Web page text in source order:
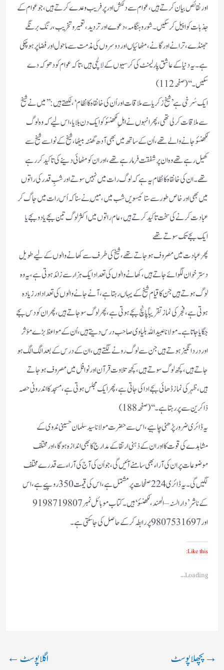
اور نقائص بیان کرتے ہیں ، عوام سے دلکش اور پر فریب وعدے کرتے ہیں ، جو عوام کے
جذبات کو اپیل کر سکیں ۔ شور و ہنگامہ ، دعوے اور تردید ، تعمیر و تخریب ، رنگ برنگے
جھنڈے ، ترانے اور گانے ، مٹھائیاں اور دوسروں کی مذمت سے ماحول اور فضا پر ہو چکی
ہے۔ یہ دنیا کے عاشق پارلیمنٹ کی کرسیوں کے لالچی ہیں ، تا کہ عوام کو دھوکہ دے
سکیں ۔‘‘ ( صفحہ 112 )
ایک سُرخی ہے ’ شیخ زکریا سے ملاقات اور اُن کی خانقاہ کا نظام ‘ ، لکھتے ہیں : ’’ میں نے شیخ
سے ملاقات کر لی تھی ، پھر انہوں نے اہلِ لکھنئو کو ایک دن بلایا ، اس لیے کہ وہ لوگ
لکھنئو جانے والے تھے ، اُن کے ساتھ میں بھی آدھ گھنٹہ بیٹھا ، شیخ کے نواسے شیخ سے
کھیل رہے تھے وہ ان پر شفقت فرمارہے تھے، اور ان کو مٹھائی دینے کی تاکید کر رہے
تھے۔ ان کی خانقاہ کا نظام یہ ہے کہ لوگ رات میں نہیں سوتے اور شبِ قدر کی راتوں
میں بھی اور خاص طور سے ستائیسویں شب میں ، مَیں نے سنا کہ اُس رات میں جاگ کر
عبادت کرنے کی سخت تاکید کرتے ہیں ، عام راتوں میں اکثر لوگ تین بجے یا دو بجے یا
ایک بجے تک سوتے تھے
پھر عبادت میں مصروف ہو جاتے تھے ، شیخ کی طرف سے کھانے والوں کے لیے طویل
دستر خوان لگوائے جاتے ہیں ، کھانے والوں کی تعداد ایک ہزار سے زائد ہوتی ہے ، یہ وہ
لوگ ہوتے ہیں جن کا قیام شیخ کے یہاں رہتا ہے ، آنے جانے والوں کی تعداد اور زیادہ
ہوتی ہے ، فجر کی نماز تقریباً پانچ بجے ہوتی ہے ، پھر لوگ سو جاتے ہیں ، پھر ان کو دس بجے
جگایا جاتا ہے ۔ مولانا عبید اللہ بلیاوی صاحب درس دیتے ہیں ، اُن کے مواعظ بڑے مؤثر
اور دردانگیز ہوتے ہیں جن سے لوگ رونے لگتے ہیں ، ان کے درس کے بعد الگ الگ ہو
جاتے ہیں ، کچھ لوگ سوتے ہیں ، کچھ تلاوت قرآن اور نوافل میں مصروف ہو جاتے
ہیں، ظہر کی نماز ڈھائی بجے ادا کی جاتی ہے، پھر ایک مجلس ہوتی ہے ، مسجد کا اندرونی حصہ
ذاکرین سے پر رہتا ہے ۔‘‘ ( صفحہ 188)
یہ ڈائری ضرور پڑھنی چاہیے ، اس سے حضرت مولانا سید سلمان حسینی ندوی کے
مشاہدے کی قوت کا اور ان کے ذہنی ارتقا کے مدارج کا بھی اندازہ ہوگا ، اور مختلف
موضوعات پر ان کی آراء بھی سامنے آئیں گی ، جو اُن کی آج کی آراء سے قدرے مختلف
لگیں گی ۔ یہ ڈائری 224 صفحات پر مشتمل ہے ، اس کی قیمت 350 روپیے ہے ، اس
کے ناشر ’ دار السنہ – الھند ، لکھنئو ‘ ہیں ۔ کتاب موبائل نمبر 9198719807
اور 9807531697 پر رابطہ کرکے حاصل کی جا سکتی ہے ۔
Like this:
Loading...
→پچھلا پوسٹ اگلا پوسٹ←